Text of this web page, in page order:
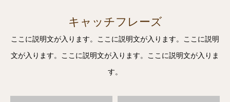
キャッチフレーズ
ここに説明文が入ります。ここに説明文が入ります。ここに説明
文が入ります。ここに説明文が入ります。ここに説明文が入りま
す。